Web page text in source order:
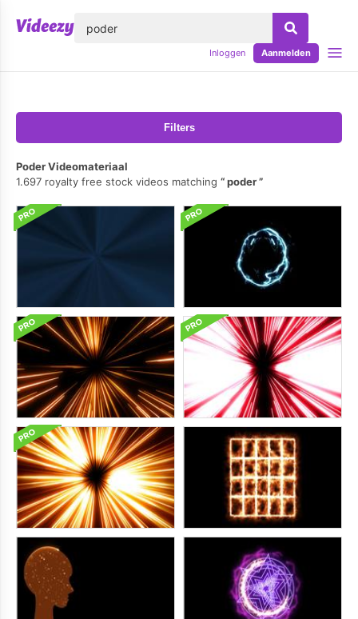
Inloggen Aanmelden
Filters
Poder Videomateriaal
1.697 royalty free stock videos matching
poder